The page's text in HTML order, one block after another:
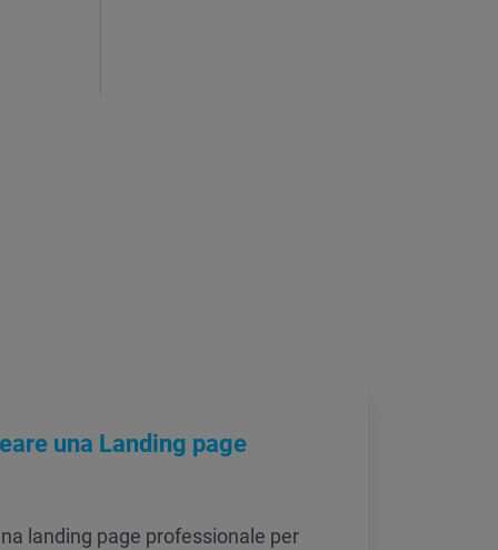
una Landing page
landing page professionale per